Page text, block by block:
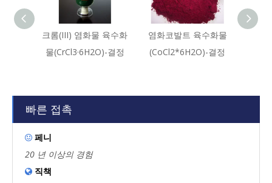
크롬(III) 염화물 육수화
물(CrCl3·6H2O)-결정
염화코발트 육수화물
(CoCl2*6H2O)-결정
빠른 접촉
 페니
20 년 이상의 경험
 직책